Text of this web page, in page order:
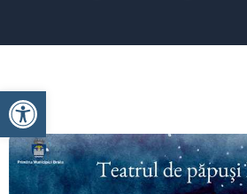
Deschide bara de